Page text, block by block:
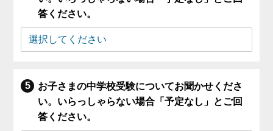
答ください。
お子さまの中学校受験についてお聞かせくださ
い。いらっしゃらない場合「予定なし」とご回
答ください。